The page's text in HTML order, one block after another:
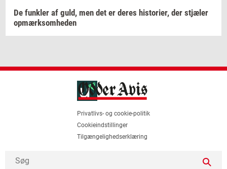
De funk­ler af guld, men det er deres hi­sto­ri­er, der stjæ­ler
op­mærk­som­he­den
Privatlivs- og cookie-politik
Cookieindstillinger
Tilgængelighedserklæring